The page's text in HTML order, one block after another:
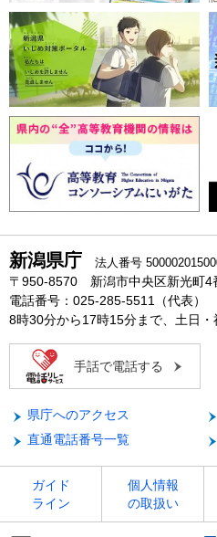
新潟県庁 法人番号
〒950-8570 新潟市中央区新光町4
電話番号：025-285-5511（代表）
8時30分から17時15分まで、土日・
手話で電話する
県庁へのアクセス
直通電話番号一覧
ガイド
ライン
個人情報
の取扱い